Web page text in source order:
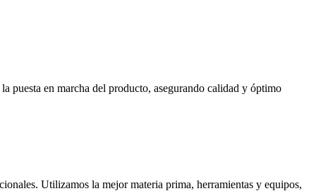
puesta en marcha del producto, asegurando calidad y óptimo
Utilizamos la mejor materia prima, herramientas y equipos,